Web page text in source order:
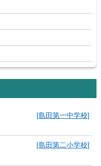
[島田第一中学校]
[島田第二小学校]